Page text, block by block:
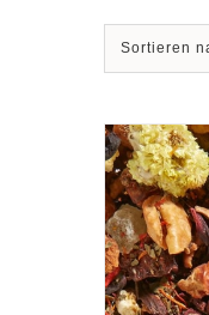
Sortieren